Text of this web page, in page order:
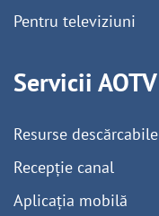
Pentru televiziuni
Servicii AOTV
Resurse descărcabile
Recepție canal
Aplicația mobilă